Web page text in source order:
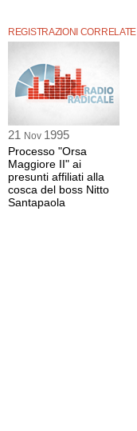
REGISTRAZIONI CORRELATE
21 Nov 1995
Processo "Orsa
Maggiore II" ai
presunti affiliati alla
cosca del boss Nitto
Santapaola